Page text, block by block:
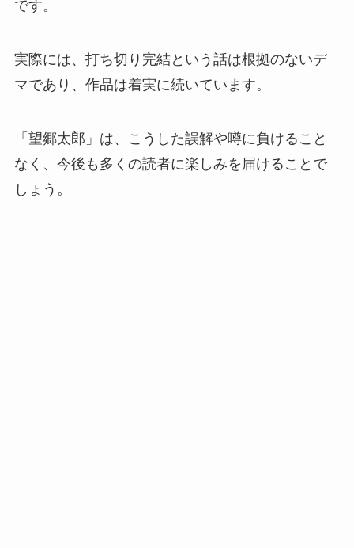
です。
実際には、打ち切り完結という話は根拠のないデ
マであり、作品は着実に続いています。
「望郷太郎」は、こうした誤解や噂に負けること
なく、今後も多くの読者に楽しみを届けることで
しょう。